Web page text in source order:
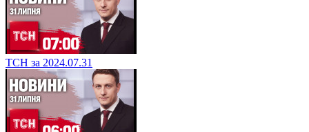
ТСН за 2024.07.31